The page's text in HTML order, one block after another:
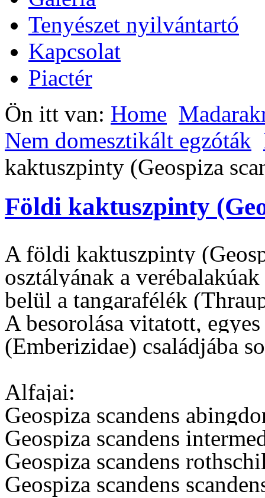
Tenyészet nyilvántartó
Kapcsolat
Piactér
Ön itt van: Home
Nem domesztikált egzóták
kaktuszpinty (Geospiza
Földi kaktuszpinty
A földi kaktuszpinty
osztályának a
belül a tangarafélék
A besorolása vitatott,
(Emberizidae) családjába
Alfajai:
Geospiza scandens
Geospiza scandens
Geospiza scandens
Geospiza scandens